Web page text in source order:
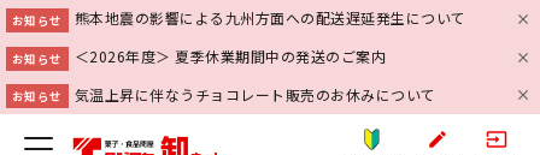
お知らせ 熊本地震の影響による九州方面への配送遅延発生について
お知らせ ＜2026年度＞ 夏季休業期間中の発送のご案内
お知らせ 気温上昇に伴なうチョコレート販売のお休みについて
create input